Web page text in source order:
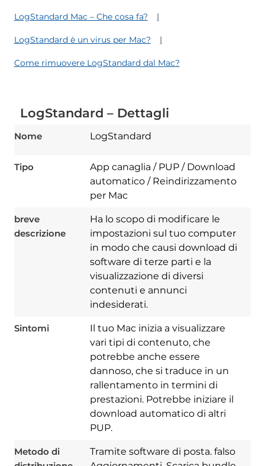
LogStandard Mac – Che cosa fa?
LogStandard è un virus per Mac?
Come rimuovere LogStandard dal Mac?
LogStandard – Dettagli
Nome LogStandard
Tipo
App canaglia / PUP / Download
automatico / Reindirizzamento
per Mac
breve
descrizione
Ha lo scopo di modificare le
impostazioni sul tuo computer
in modo che causi download di
software di terze parti e la
visualizzazione di diversi
contenuti e annunci
indesiderati.
Sintomi
Il tuo Mac inizia a visualizzare
vari tipi di contenuto, che
potrebbe anche essere
dannoso, che si traduce in un
rallentamento in termini di
prestazioni. Potrebbe iniziare il
download automatico di altri
PUP.
Metodo di
Tramite software di posta. falso
Download
Spy Hunter